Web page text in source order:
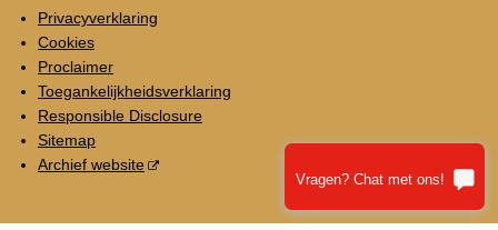
Privacyverklaring
Cookies
Proclaimer
Toegankelijkheidsverklaring
Responsible Disclosure
Sitemap
Archief website